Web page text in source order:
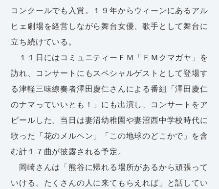
コンクールでも入賞。１９年からウィーンにあるアル
ヒェ劇場を経営しながら舞台女優、歌手として舞台に
立ち続けている。
１１日にはコミュニティーＦＭ「ＦＭクマガヤ」を
訪れ、コンサートにもスペシャルゲストとして登場す
る津軽三味線奏者澤田慶仁さんによる番組「澤田慶仁
のナマっていいとも！」にも出演し、コンサートをア
ピールした。当日は妻沼幼稚園や妻沼西中学校時代に
歌った「花のメルヘン」「この地球のどこかで」を含
む計１７曲が披露される予定。
岡崎さんは「熊谷に帰れる場所があるから頑張って
いける。たくさんの人に来てもらえれば」と話してい